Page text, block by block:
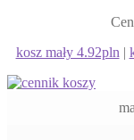
kosz mały 4.92pln |